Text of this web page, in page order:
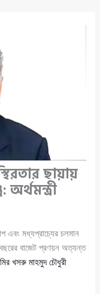
ছায়ায়
এবং মধ্যপ্রাচ্যের চলমান
বাজেট প্রণয়ন অত্যন্ত
খসরু মাহমুদ চৌধুরী